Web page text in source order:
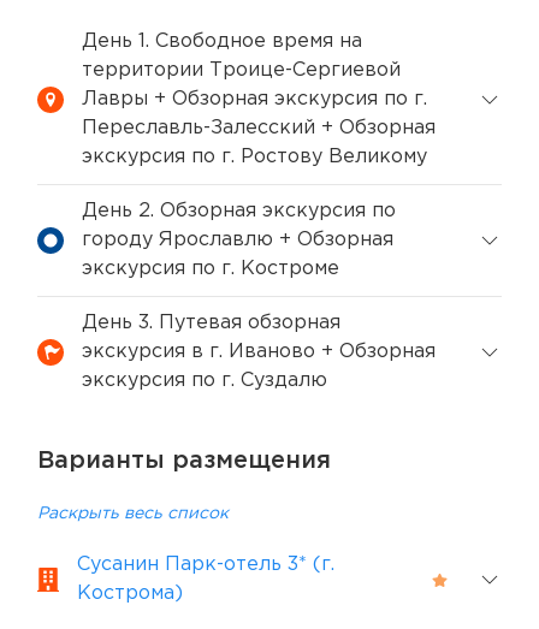
День 1. Свободное время на
территории Троице-Сергиевой
Лавры + Обзорная экскурсия по г.
Переславль-Залесский + Обзорная
экскурсия по г. Ростову Великому
День 2. Обзорная экскурсия по
городу Ярославлю + Обзорная
экскурсия по г. Костроме
День 3. Путевая обзорная
экскурсия в г. Иваново + Обзорная
экскурсия по г. Суздалю
Варианты размещения
Раскрыть весь список
Сусанин Парк-отель 3* (г.
Кострома)